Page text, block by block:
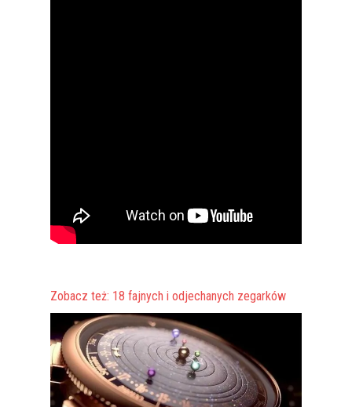
Zobacz też: 18 fajnych i odjechanych zegarków